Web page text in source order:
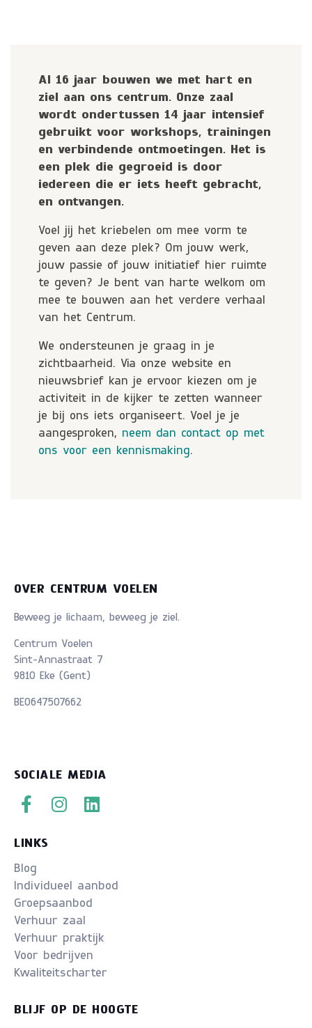
Al 16 jaar bouwen we met hart en
ziel aan ons centrum. Onze zaal
wordt ondertussen 14 jaar intensief
gebruikt voor workshops, trainingen
en verbindende ontmoetingen. Het is
een plek die gegroeid is door
iedereen die er iets heeft gebracht,
en ontvangen.
Voel jij het kriebelen om mee vorm te
geven aan deze plek? Om jouw werk,
jouw passie of jouw initiatief hier ruimte
te geven? Je bent van harte welkom om
mee te bouwen aan het verdere verhaal
van het Centrum.
We ondersteunen je graag in je
zichtbaarheid. Via onze website en
nieuwsbrief kan je ervoor kiezen om je
activiteit in de kijker te zetten wanneer
je bij ons iets organiseert. Voel je je
aangesproken, neem dan contact op met
ons voor een kennismaking.
OVER CENTRUM VOELEN
Beweeg je lichaam, beweeg je ziel.
Centrum Voelen
Sint-Annastraat 7
9810 Eke (Gent)
BE0647507662
SOCIALE MEDIA
LINKS
Blog
Individueel aanbod
Groepsaanbod
Verhuur zaal
Verhuur praktijk
Voor bedrijven
Kwaliteitscharter
BLIJF OP DE HOOGTE